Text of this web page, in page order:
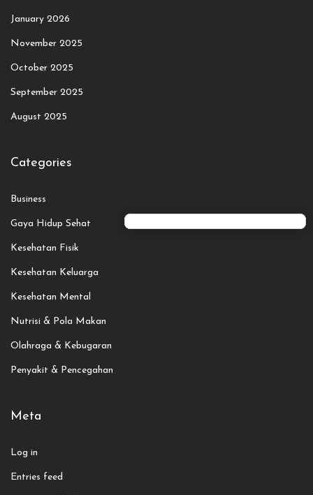
January 2026
November 2025
October 2025
September 2025
August 2025
Categories
Business
Gaya Hidup Sehat
Kesehatan Fisik
Kesehatan Keluarga
Kesehatan Mental
Nutrisi & Pola Makan
Olahraga & Kebugaran
Penyakit & Pencegahan
Meta
Log in
Entries feed